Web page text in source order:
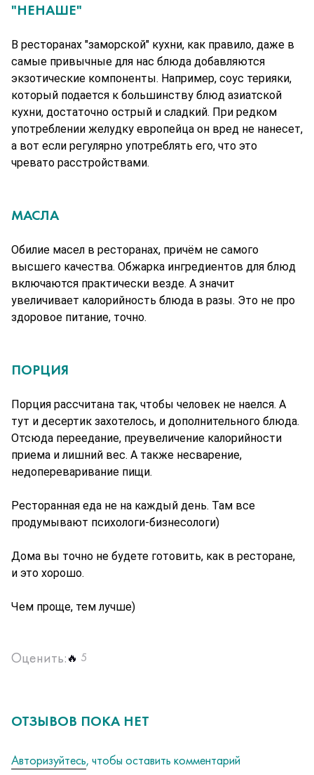
"НЕНАШЕ"
В ресторанах "заморской" кухни, как правило, даже в
самые привычные для нас блюда добавляются
экзотические компоненты. Например, соус терияки,
который подается к большинству блюд азиатской
кухни, достаточно острый и сладкий. При редком
употреблении желудку европейца он вред не нанесет,
а вот если регулярно употреблять его, что это
чревато расстройствами.
МАСЛА
Обилие масел в ресторанах, причём не самого
высшего качества. Обжарка ингредиентов для блюд
включаются практически везде. А значит
увеличивает калорийность блюда в разы. Это не про
здоровое питание, точно.
ПОРЦИЯ
Порция рассчитана так, чтобы человек не наелся. А
тут и десертик захотелось, и дополнительного блюда.
Отсюда переедание, преувеличение калорийности
приема и лишний вес. А также несварение,
недопереваривание пищи.
Ресторанная еда не на каждый день. Там все
продумывают психологи-бизнесологи)
Дома вы точно не будете готовить, как в ресторане,
и это хорошо.
Чем проще, тем лучше)
Оценить:🔥 5
ОТЗЫВОВ ПОКА НЕТ
Авторизуйтесь, чтобы оставить комментарий